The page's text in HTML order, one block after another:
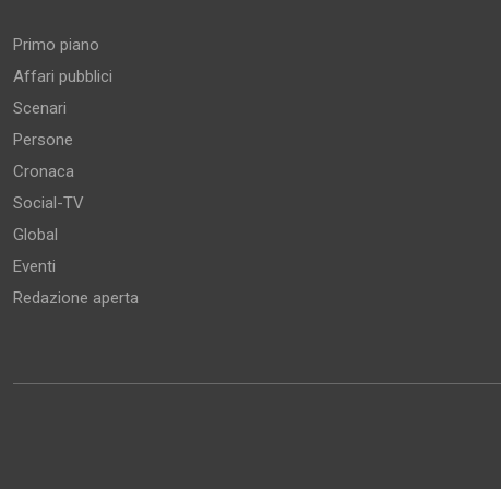
Primo piano
Affari pubblici
Scenari
Persone
Cronaca
Social-TV
Global
Eventi
Redazione aperta